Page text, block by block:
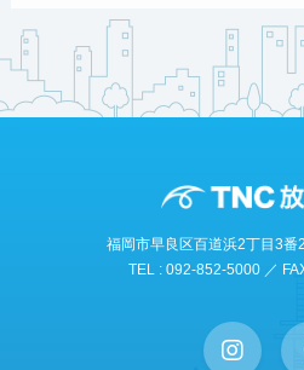
福岡市早良区百道浜2丁目3番
TEL : 092-852-5000 ／